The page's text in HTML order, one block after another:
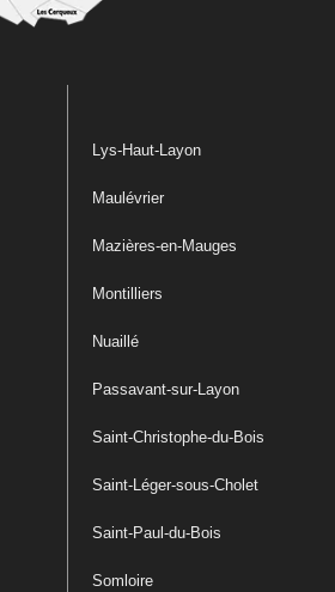
Lys-Haut-Layon
Maulévrier
Mazières-en-Mauges
Montilliers
Nuaillé
Passavant-sur-Layon
Saint-Christophe-du-Bois
Saint-Léger-sous-Cholet
Saint-Paul-du-Bois
Somloire